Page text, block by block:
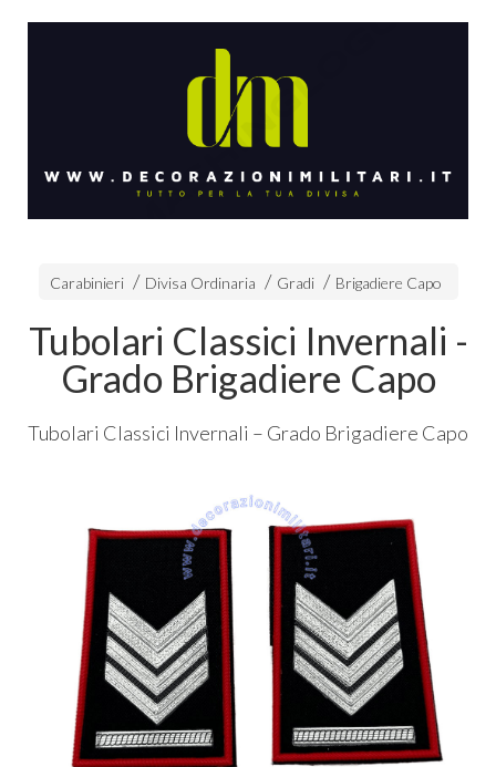
Carabinieri Divisa Ordinaria Gradi Brigadiere Capo
Tubolari Classici Invernali -
Grado Brigadiere Capo
Tubolari Classici Invernali – Grado Brigadiere Capo